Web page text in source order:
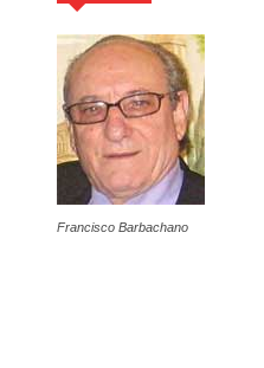
Francisco Barbachano